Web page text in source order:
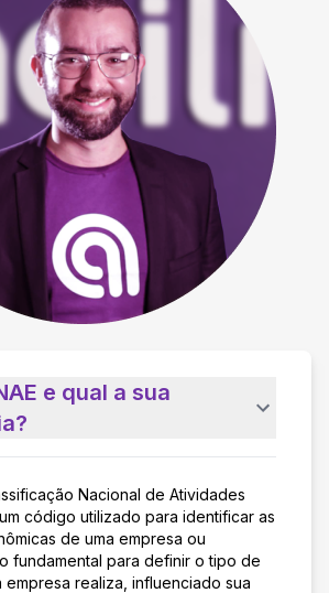
e qual a sua
Nacional de Atividades
código utilizado para identificar as
de uma empresa ou
fundamental para definir o tipo de
realiza, influenciado sua